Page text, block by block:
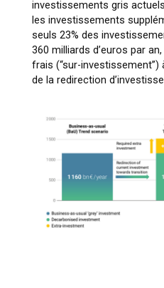
investissements gris
les investissements
seuls 23% des
360 milliards d’euros par
frais (“sur-
de la redirection